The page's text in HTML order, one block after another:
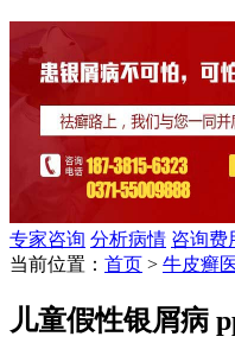
专家咨询 分析病情 咨询费
当前位置： 首页 > 牛皮癣
儿童假性银屑病